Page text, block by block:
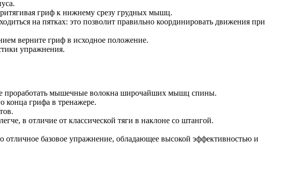
гриф к нижнему срезу грудных мышц.
на пятках: это позволит правильно координировать движения при
верните гриф в исходное положение.
упражнения.
проработать мышечные волокна широчайших мышц спины.
конца грифа в тренажере.
в отличие от классической тяги в наклоне со штангой.
базовое упражнение, обладающее высокой эффективностью и